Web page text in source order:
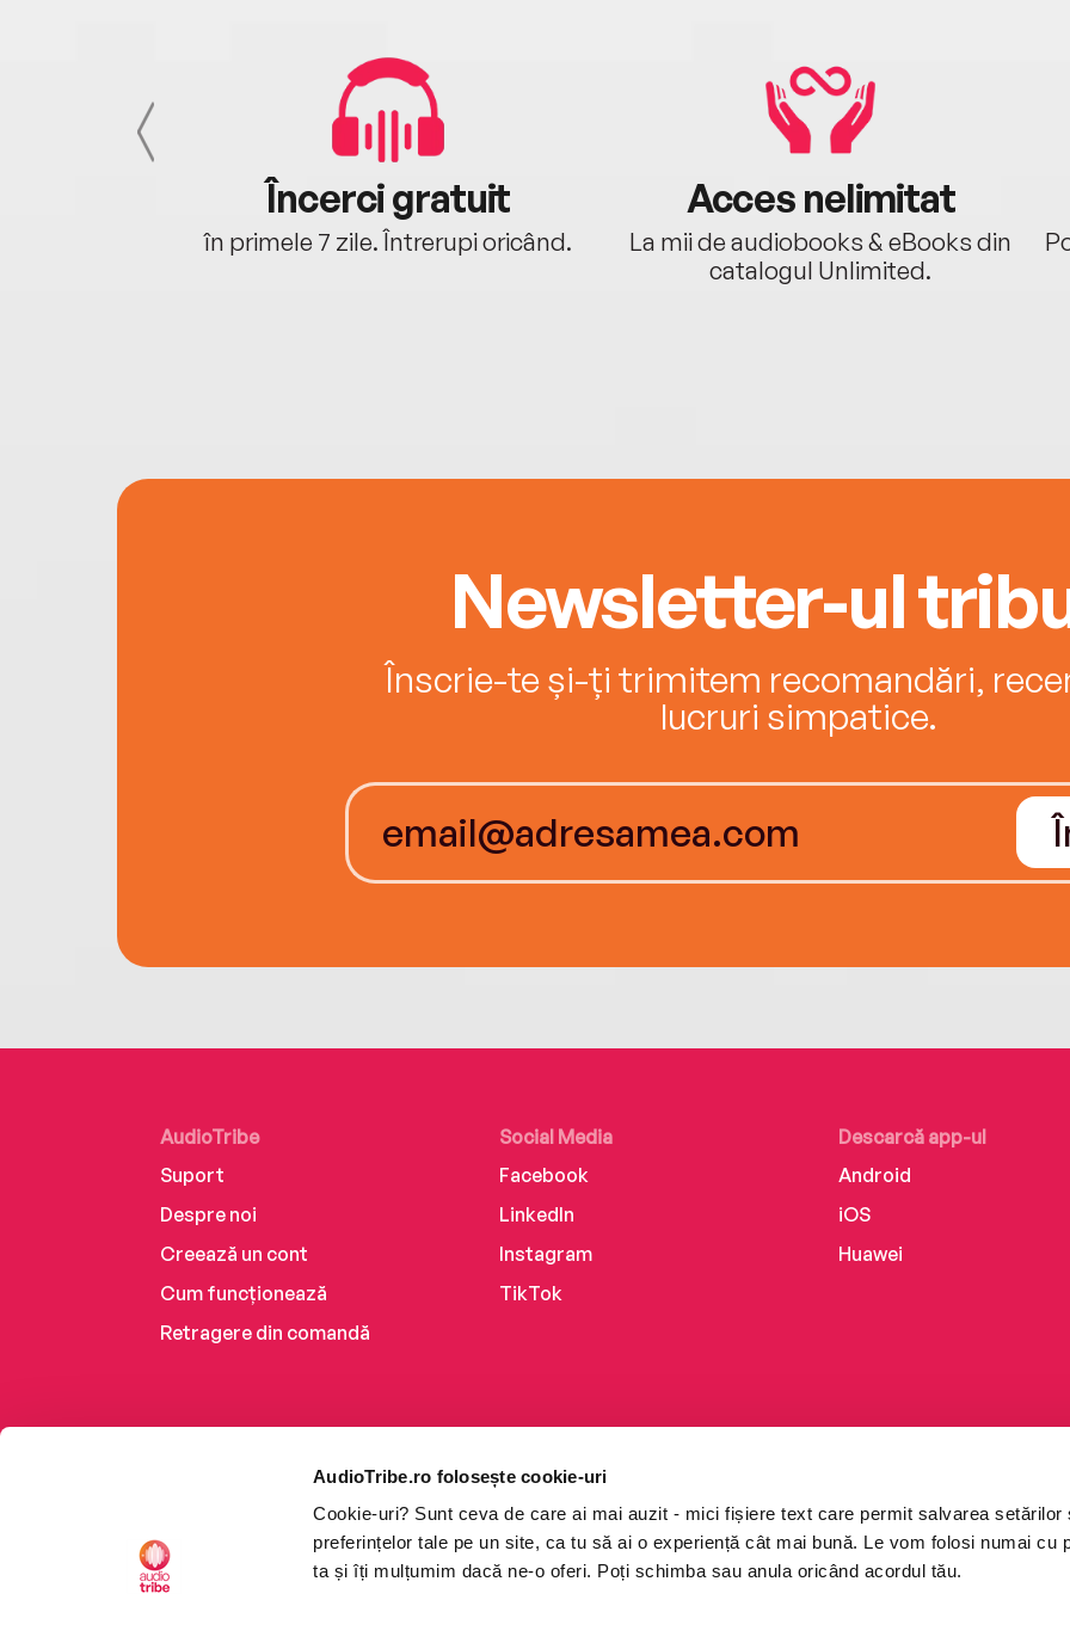
AudioTribe.ro folosește cookie-uri
Cookie-uri? Sunt ceva de care ai mai auzit - mici fișiere text care permit salvarea setărilor
preferințelor tale pe un site, ca tu să ai o experiență cât mai bună. Le vom folosi numai cu
ta și îți mulțumim dacă ne-o oferi. Poți schimba sau anula oricând acordul tău.
Încerci gratuit
în primele 7 zile. Întrerupi oricând.
Acces nelimitat
La mii de audiobooks & eBooks din
catalogul Unlimited.
Newsletter-ul
Înscrie-te și-ți trimitem recomandări,
lucruri simpatice.
AudioTribe
Suport
Despre noi
Creează un cont
Cum funcționează
Retragere din comandă
Social Media
Facebook
LinkedIn
Instagram
TikTok
Descarcă app-ul
Android
iOS
Huawei